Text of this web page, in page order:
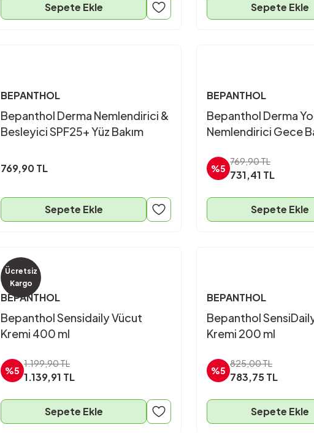
Sepete Ekle Sepete Ekle
BEPANTHOL
Bepanthol Derma Nemlendirici &
Besleyici SPF25+ Yüz Bakım
769,90 TL
Sepete Ekle
BEPANTHOL
Bepanthol Derma
Nemlendirici Gece
%5
769,90 TL
731,41 TL
Sepete Ekle
Ücretsiz
Kargo
BEPANTHOL
Bepanthol Sensidaily Vücut
Kremi 400 ml
%5
1.199,90 TL
1.139,91 TL
Sepete Ekle
BEPANTHOL
Bepanthol
Kremi 200 ml
%5
825,00 TL
783,75 TL
Sepete Ekle